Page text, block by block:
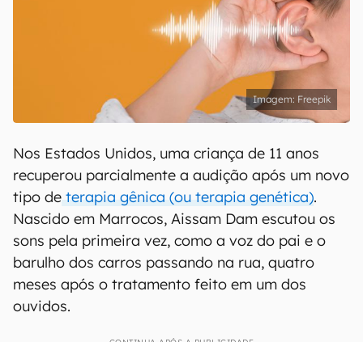
Freepik
Nos Estados Unidos, uma criança de 11 anos
recuperou parcialmente a audição após um novo
tipo de terapia gênica (ou terapia genética).
Nascido em Marrocos, Aissam Dam escutou os
sons pela primeira vez, como a voz do pai e o
barulho dos carros passando na rua, quatro
meses após o tratamento feito em um dos
ouvidos.